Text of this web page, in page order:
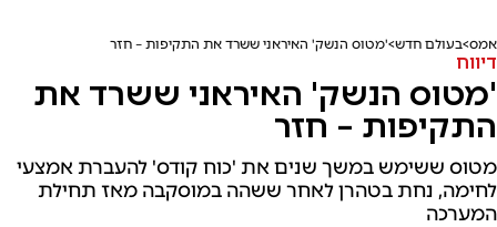
אמס בעולם חדש 'מטוס הנשק' האיראני ששרד את התקיפות – חזר
דיווח
'מטוס הנשק' האיראני ששרד את
התקיפות – חזר
מטוס ששימש במשך שנים את 'כוח קודס' להעברת אמצעי
לחימה, נחת בטהרן לאחר ששהה במוסקבה מאז תחילת
המערכה